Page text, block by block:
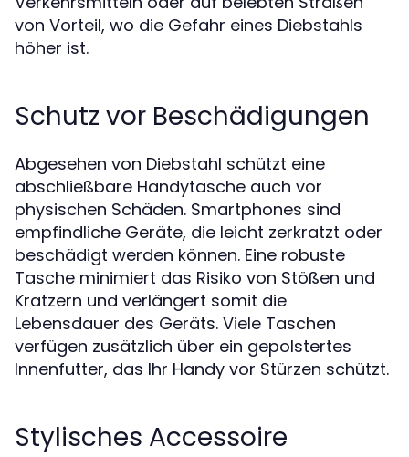
von Vorteil, wo die Gefahr eines Diebstahls
höher ist.
Schutz vor Beschädigungen
Abgesehen von Diebstahl schützt eine
abschließbare Handytasche auch vor
physischen Schäden. Smartphones sind
empfindliche Geräte, die leicht zerkratzt oder
beschädigt werden können. Eine robuste
Tasche minimiert das Risiko von Stößen und
Kratzern und verlängert somit die
Lebensdauer des Geräts. Viele Taschen
verfügen zusätzlich über ein gepolstertes
Innenfutter, das Ihr Handy vor Stürzen schützt.
Stylisches Accessoire